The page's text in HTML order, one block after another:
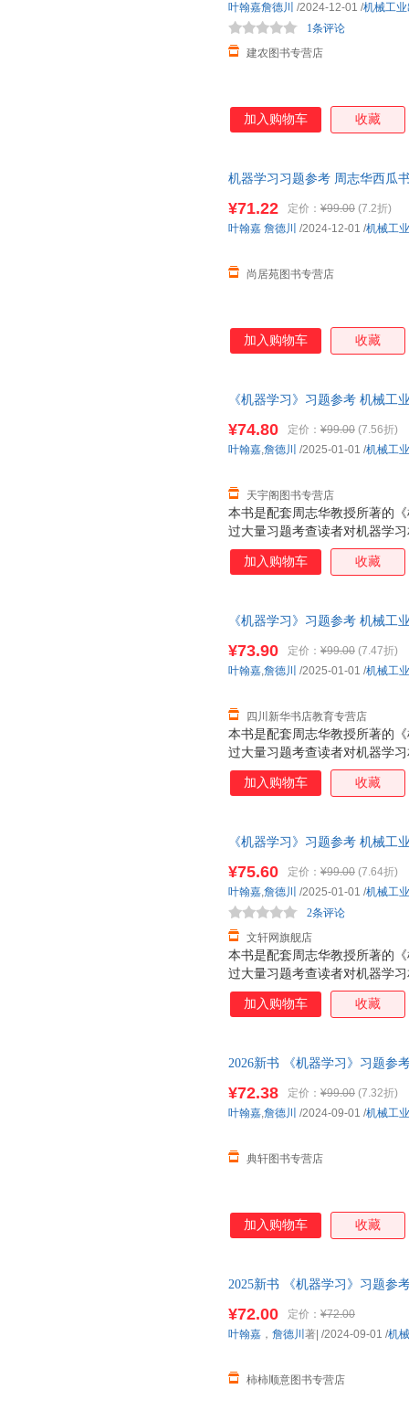
建农图书专营店
1条评论
叶翰嘉詹德川 /2024-12-01 /机械工
加入购物车 收藏
机器学习习题参考 周志华西瓜
票】
¥71.22 定价： ¥99.00 (7.2折)
尚居苑图书专营店
叶翰嘉 詹德川 /2024-12-01 /机械工
加入购物车 收藏
《机器学习》习题参考 机械工
本书是配套周志华教授所著的
过大量习题考查读者对机器学
分：第一部分习题对应《机器
与选择、线性模型、决策树、
数据的分类、神经网络的优化
同难度级别。机器学习初学者
概念，对机器学习有一定基础
¥74.80 定价： ¥99.00 (7.56折)
天宇阁图书专营店
叶翰嘉,詹德川 /2025-01-01 /机械工
加入购物车 收藏
《机器学习》习题参考 机械工
本书是配套周志华教授所著的
过大量习题考查读者对机器学
分：第一部分习题对应《机器
与选择、线性模型、决策树、
数据的分类、神经网络的优化
同难度级别。机器学习初学者
概念，对机器学习有一定基础
角度的解读,为后续机器学
¥73.90 定价： ¥99.00 (7.47折)
四川新华书店教育专营店
叶翰嘉,詹德川 /2025-01-01 /机械工
加入购物车 收藏
《机器学习》习题参考 机械工
本书是配套周志华教授所著的
过大量习题考查读者对机器学
分：第一部分习题对应《机器
与选择、线性模型、决策树、
数据的分类、神经网络的优化
同难度级别。机器学习初学者
概念，对机器学习有一定基础
¥75.60 定价： ¥99.00 (7.64折)
文轩网旗舰店
2条评论
叶翰嘉,詹德川 /2025-01-01 /机械工
加入购物车 收藏
2026新书 《机器学习》习题参
¥72.38 定价： ¥99.00 (7.32折)
典轩图书专营店
叶翰嘉,詹德川 /2024-09-01 /机械工
加入购物车 收藏
2025新书 《机器学习》习题参
¥72.00 定价： ¥72.00
柿柿顺意图书专营店
叶翰嘉 ， 詹德川 著| /2024-09-01 /机